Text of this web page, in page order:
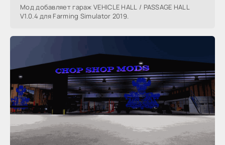
Мод добавляет гараж VEHICLE HALL / PASSAGE HALL
V1.0.4 для Farming Simulator 2019.